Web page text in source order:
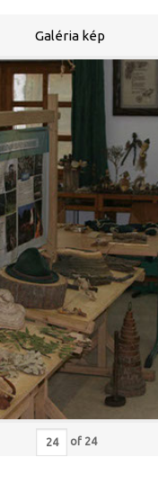
Galéria kép
of 24